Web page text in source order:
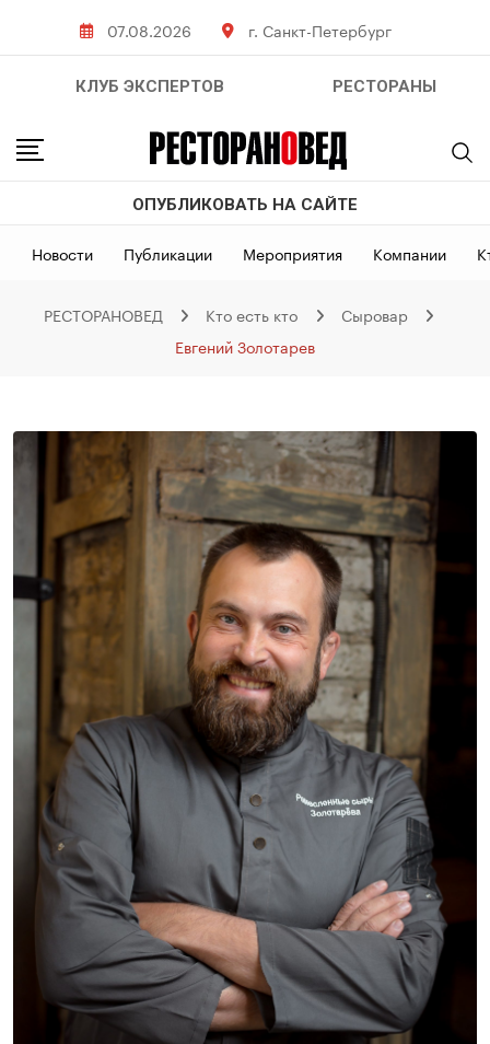
07.08.2026 г. Санкт-Петербург
КЛУБ ЭКСПЕРТОВ РЕСТОРАНЫ
ОПУБЛИКОВАТЬ НА САЙТЕ
Новости Публикации Мероприятия Компании
РЕСТОРАНОВЕД Кто есть кто
Сыровар
Евгений Золотарев